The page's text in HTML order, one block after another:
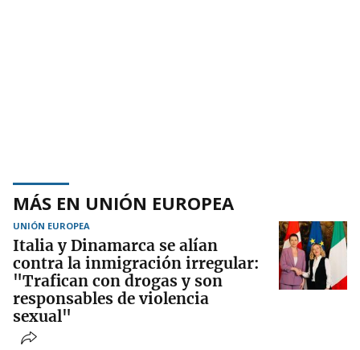
MÁS EN UNIÓN EUROPEA
UNIÓN EUROPEA
Italia y Dinamarca se alían
contra la inmigración irregular:
"Trafican con drogas y son
responsables de violencia
sexual"